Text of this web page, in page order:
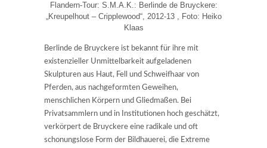
Flandern-Tour: S.M.A.K.: Berlinde de Bruyckere:
„Kreupelhout – Cripplewood“, 2012-13 , Foto: Heiko
Klaas
Berlinde de Bruyckere ist bekannt für ihre mit
existenzieller Unmittelbarkeit aufgeladenen
Skulpturen aus Haut, Fell und Schweifhaar von
Pferden, aus nachgeformten Geweihen,
menschlichen Körpern und Gliedmaßen. Bei
Privatsammlern und in Institutionen hoch geschätzt,
verkörpert de Bruyckere eine radikale und oft
schonungslose Form der Bildhauerei, die Extreme